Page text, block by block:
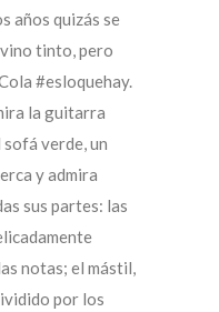
años quizás se
tinto, pero
#esloquehay.
la guitarra
verde, un
y admira
sus partes: las
notas; el mástil,
por los